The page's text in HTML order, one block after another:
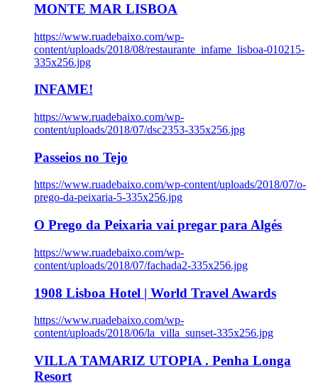
MONTE MAR LISBOA
https://www.ruadebaixo.com/wp-
content/uploads/2018/08/restaurante_infame_lisboa-010215-
335x256.jpg
INFAME!
https://www.ruadebaixo.com/wp-
content/uploads/2018/07/dsc2353-335x256.jpg
Passeios no Tejo
https://www.ruadebaixo.com/wp-content/uploads/2018/07/o-
prego-da-peixaria-5-335x256.jpg
O Prego da Peixaria vai pregar para Algés
https://www.ruadebaixo.com/wp-
content/uploads/2018/07/fachada2-335x256.jpg
1908 Lisboa Hotel | World Travel Awards
https://www.ruadebaixo.com/wp-
content/uploads/2018/06/la_villa_sunset-335x256.jpg
VILLA TAMARIZ UTOPIA . Penha Longa
Resort